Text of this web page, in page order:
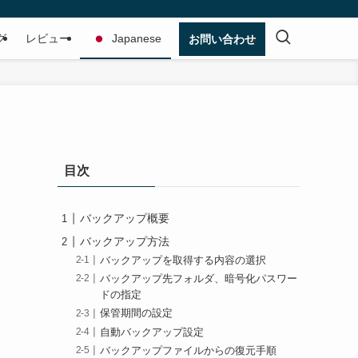
レビュー Japanese お問い合わせ
目次
バックアップ概要
バックアップ方法
バックアップを取得する内容の選択
バックアップ先フォルダ、暗号化パスワー
ドの指定
保管期間の設定
自動バックアップ設定
バックアップファイルからの復元手順